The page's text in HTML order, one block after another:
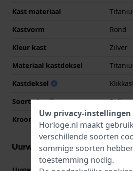
Kast materiaal
Kastvorm
Rond
Kleur kast
Zilver
Materiaal kastdeksel
Kastdeksel
Soort glas
Saffier
Kroon
Trek
Uurwerk informatie
Uw privacy-instellingen
Horloge.nl maakt
verschillende soorten
sommige soorten
toestemming nodig.